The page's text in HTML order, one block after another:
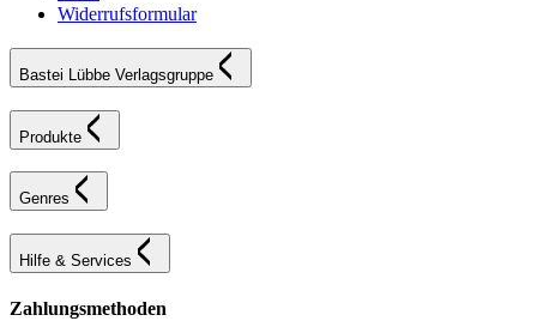
Widerrufsformular
Bastei Lübbe Verlagsgruppe
Produkte
Genres
Hilfe & Services
Zahlungsmethoden